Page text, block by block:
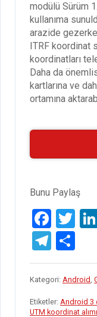
modülü Sürüm
kullanıma
arazide
ITRF koordinat
koordinatları
Daha da
kartlarına ve
ortamına
Bunu Paylaş
F
a
ce
b
o
T
tt
er
T
el
e
gr
h
ar
e
Kategori: Android,
Etiketler: Android 3
UTM koordinat alımı